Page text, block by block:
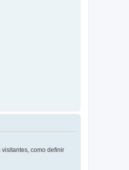
como definir